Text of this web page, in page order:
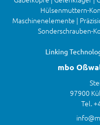
Hülsenmuttern-
Maschinenelemente |
Sonderschrauben-
Linking
mbo
97900
Tel.